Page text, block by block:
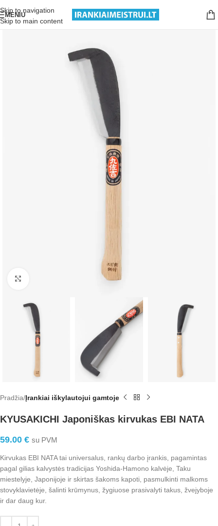
Skip to navigation
Skip to main content
MENIU
Pradžia Įrankiai iškylautojui gamtoje
KYUSAKICHI Japoniškas kirvukas EBI NATA
59.00 € su PVM
Kirvukas EBI NATA tai universalus, rankų darbo įrankis, pagamintas
pagal gilias kalvystės tradicijas Yoshida-Hamono kalvėje, Taku
miestelyje, Japonijoje ir skirtas šakoms kapoti, pasmulkinti malkoms
stovyklavietėje, šalinti krūmynus, žygiuose prasivalyti takus, žvejyboje
ir dar daug kur.